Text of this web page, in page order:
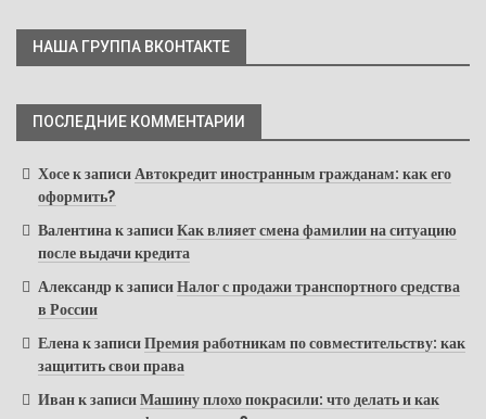
НАША ГРУППА ВКОНТАКТЕ
ПОСЛЕДНИЕ КОММЕНТАРИИ
Хосек записи Автокредит иностранным гражданам: как его
оформить?
Валентина к записиКак влияет смена фамилии на ситуацию
после выдачи кредита
Александрк записиНалог с продажи транспортного средства
в России
Елена к записиПремия работникам по совместительству: как
защитить свои права
Иванк записиМашину плохо покрасили: что делать и как